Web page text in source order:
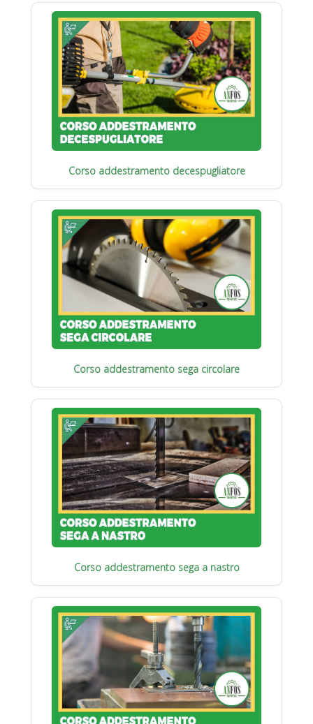
Corso addestramento decespugliatore
Corso addestramento sega circolare
Corso addestramento sega a nastro